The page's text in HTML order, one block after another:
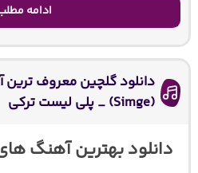
ادامه
دانلود گلچین معروف
(Simge) _ پلی لیست ترکی